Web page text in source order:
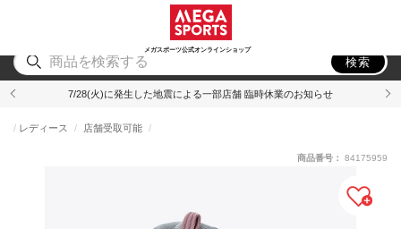
メガスポーツ公式オンラインショップ
アウトドア
検索
7/28(火)に発生した地震による一部店舗 臨時休業のお知らせ
レディース 店舗受取可能
商品番号： 84175959